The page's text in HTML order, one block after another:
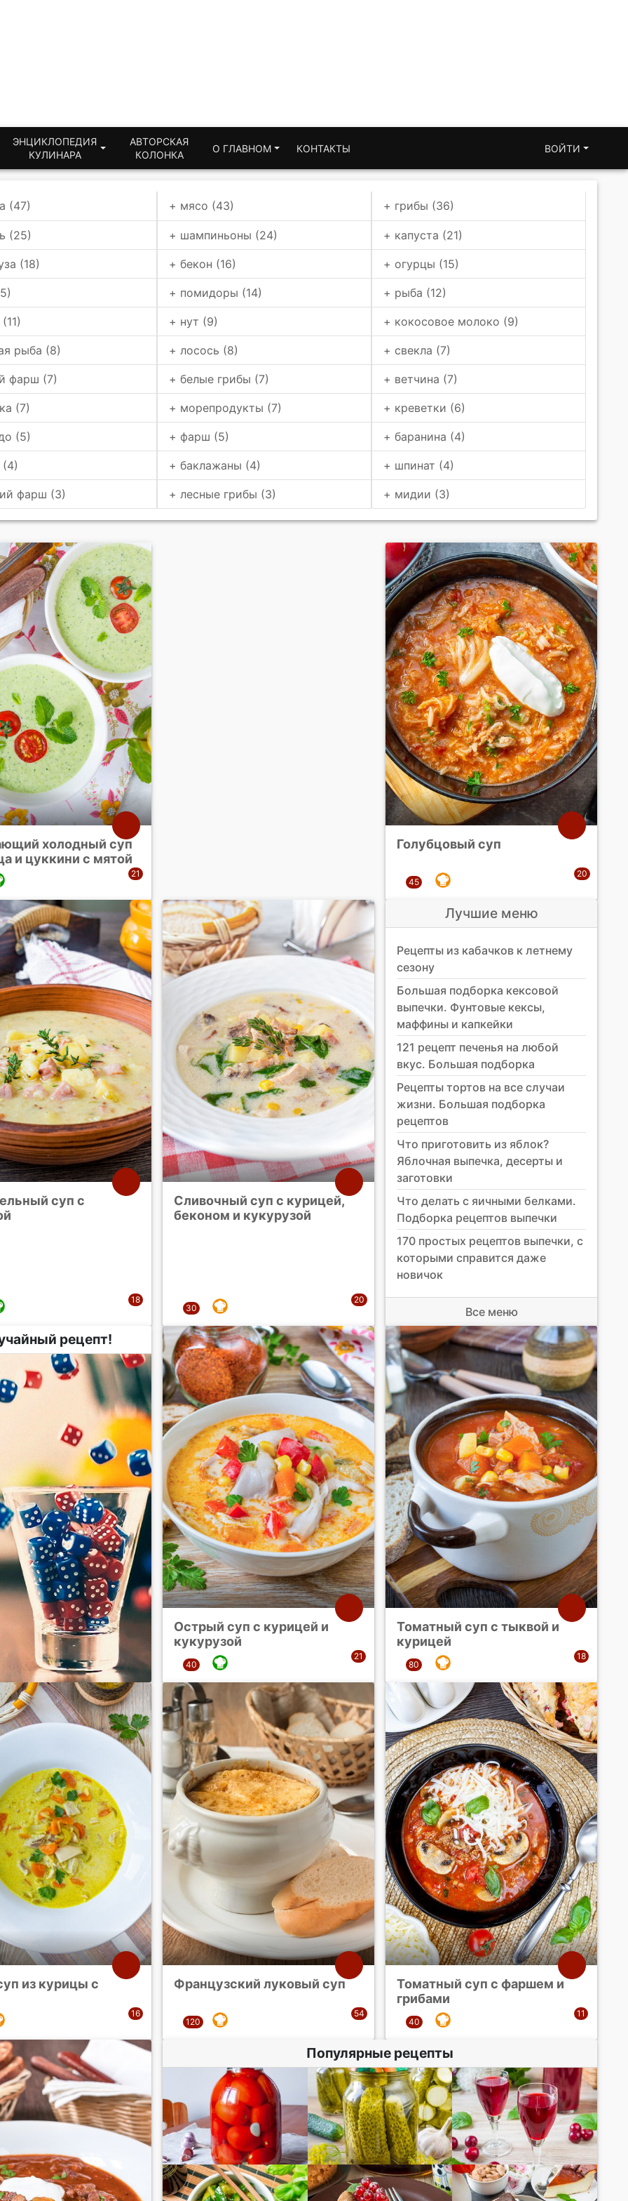
ЭНЦИКЛОПЕДИЯ
КУЛИНАРА
АВТОРСКАЯ
КОЛОНКА
О ГЛАВНОМ КОНТАКТЫ ВОЙТИ
(47) + мясо (43) + грибы (36)
(25) + шампиньоны (24) + капуста (21)
(18) + бекон (16) + огурцы (15)
+ помидоры (14) + рыба (12)
+ нут (9) + кокосовое молоко (9)
рыба (8) + лосось (8) + свекла (7)
фарш (7) + белые грибы (7) + ветчина (7)
(7) + морепродукты (7) + креветки (6)
(5) + фарш (5) + баранина (4)
+ баклажаны (4) + шпинат (4)
фарш (3) + лесные грибы (3) + мидии (3)
холодный суп
и цуккини с мятой
Голубцовый суп
суп с
Сливочный суп с курицей,
беконом и кукурузой
Лучшие меню
Рецепты из кабачков к летнему
сезону
Большая подборка кексовой
выпечки. Фунтовые кексы,
маффины и капкейки
121 рецепт печенья на любой
вкус. Большая подборка
Рецепты тортов на все случаи
жизни. Большая подборка
рецептов
Что приготовить из яблок?
Яблочная выпечка, десерты и
заготовки
Что делать с яичными белками.
Подборка рецептов выпечки
170 простых рецептов выпечки, с
которыми справится даже
новичок
Все меню
рецепт!
Острый суп с курицей и
кукурузой
Томатный суп с тыквой и
курицей
из курицы с Французский луковый суп
Томатный суп с фаршем и
грибами
Популярные рецепты